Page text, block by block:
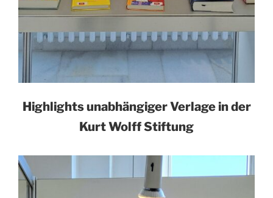
Highlights unabhängiger Verlage in der
Kurt Wolff Stiftung